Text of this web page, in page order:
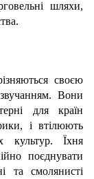
шляхи,
своєю
Вони
для країн
і втілюють
культур. Їхня
поєднувати
та смолянисті